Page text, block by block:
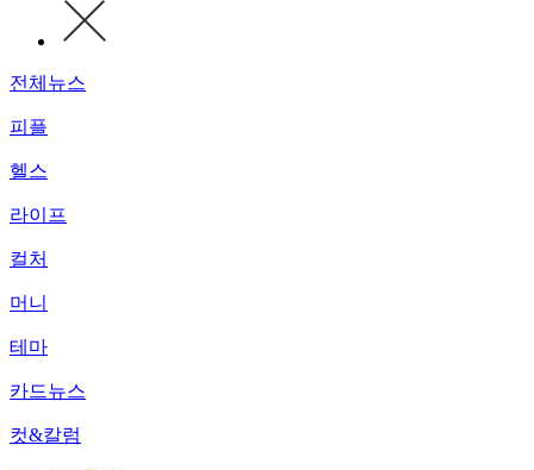
전체뉴스
피플
헬스
라이프
컬처
머니
테마
카드뉴스
컷&칼럼